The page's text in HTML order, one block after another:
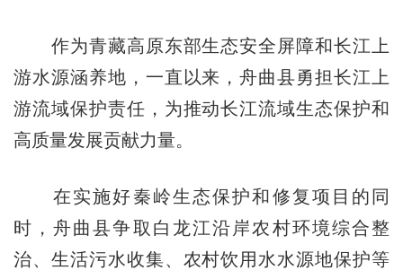
作为青藏高原东部生态安全屏障和长江上
游水源涵养地，一直以来，舟曲县勇担长江上
游流域保护责任，为推动长江流域生态保护和
高质量发展贡献力量。
在实施好秦岭生态保护和修复项目的同
时，舟曲县争取白龙江沿岸农村环境综合整
治、生活污水收集、农村饮用水水源地保护等